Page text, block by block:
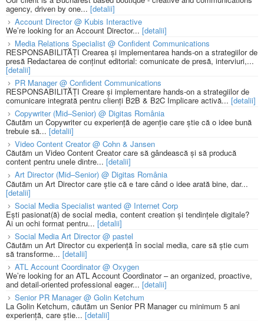
agency, driven by one... [detalii]
Account Director @ Kubis Interactive
We’re looking for an Account Director... [detalii]
Media Relations Specialist @ Confident Communications
RESPONSABILITĂȚI Crearea și implementarea hands-on a strategiilor de
presă Redactarea de conținut editorial: comunicate de presă, interviuri,...
[detalii]
PR Manager @ Confident Communications
RESPONSABILITĂȚI Creare și implementare hands-on a strategiilor de
comunicare integrată pentru clienți B2B & B2C Implicare activă... [detalii]
Copywriter (Mid–Senior) @ Digitas România
Căutăm un Copywriter cu experiență de agenție care știe că o idee bună
trebuie să... [detalii]
Video Content Creator @ Cohn & Jansen
Căutăm un Video Content Creator care să gândească și să producă
content pentru unele dintre... [detalii]
Art Director (Mid–Senior) @ Digitas România
Căutăm un Art Director care știe că e tare când o idee arată bine, dar...
[detalii]
Social Media Specialist wanted @ Internet Corp
Ești pasionat(ă) de social media, content creation și tendințele digitale?
Ai un ochi format pentru... [detalii]
Social Media Art Director @ pastel
Căutăm un Art Director cu experiență în social media, care să știe cum
să transforme... [detalii]
ATL Account Coordinator @ Oxygen
We’re looking for an ATL Account Coordinator – an organized, proactive,
and detail-oriented professional eager... [detalii]
Senior PR Manager @ Golin Ketchum
La Golin Ketchum, căutăm un Senior PR Manager cu minimum 5 ani
experiență, care știe... [detalii]